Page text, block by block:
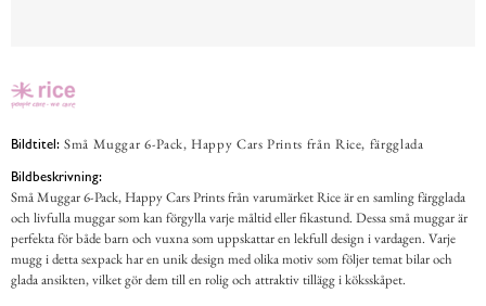
Bildtitel: Små Muggar 6-Pack, Happy Cars Prints från Rice, färgglada
Bildbeskrivning:
Små Muggar 6-Pack, Happy Cars Prints från varumärket Rice är en samling färgglada
och livfulla muggar som kan förgylla varje måltid eller fikastund. Dessa små muggar är
perfekta för både barn och vuxna som uppskattar en lekfull design i vardagen. Varje
mugg i detta sexpack har en unik design med olika motiv som följer temat bilar och
glada ansikten, vilket gör dem till en rolig och attraktiv tillägg i köksskåpet.